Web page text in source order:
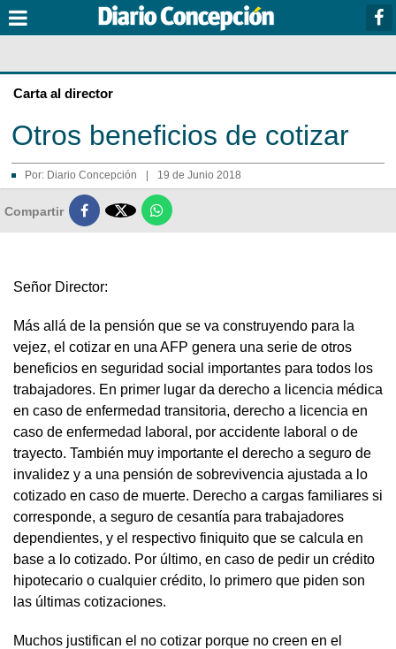
Carta al director
Otros beneficios de cotizar
Por: Diario Concepción 19 de Junio 2018
Compartir 
Señor Director:
Más allá de la pensión que se va construyendo para la
vejez, el cotizar en una AFP genera una serie de otros
beneficios en seguridad social importantes para todos los
trabajadores. En primer lugar da derecho a licencia médica
en caso de enfermedad transitoria, derecho a licencia en
caso de enfermedad laboral, por accidente laboral o de
trayecto. También muy importante el derecho a seguro de
invalidez y a una pensión de sobrevivencia ajustada a lo
cotizado en caso de muerte. Derecho a cargas familiares si
corresponde, a seguro de cesantía para trabajadores
dependientes, y el respectivo finiquito que se calcula en
base a lo cotizado. Por último, en caso de pedir un crédito
hipotecario o cualquier crédito, lo primero que piden son
las últimas cotizaciones.
Muchos justifican el no cotizar porque no creen en el